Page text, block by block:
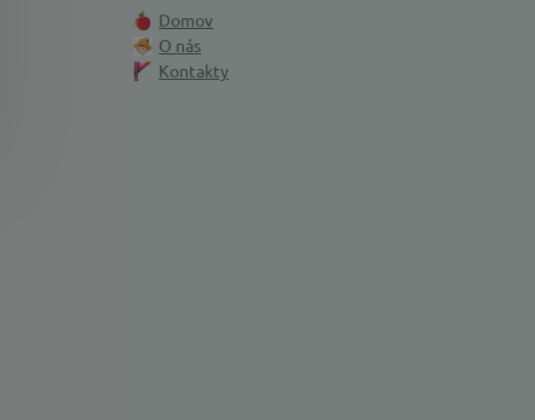
Domov
O nás
Kontakty